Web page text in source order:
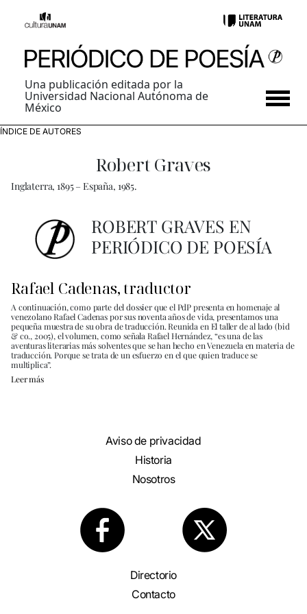
Una publicación editada por la
Universidad Nacional Autónoma de
México
ÍNDICE DE AUTORES
Robert Graves
Inglaterra, 1895 – España, 1985.
ROBERT GRAVES EN
PERIÓDICO DE POESÍA
Rafael Cadenas, traductor
A continuación, como parte del dossier que el PdP presenta en homenaje al
venezolano Rafael Cadenas por sus noventa años de vida, presentamos una
pequeña muestra de su obra de traducción. Reunida en El taller de al lado (bid
& co., 2005), el volumen, como señala Rafael Hernández, “es una de las
aventuras literarias más solventes que se han hecho en Venezuela en materia de
traducción. Porque se trata de un esfuerzo en el que quien traduce se
multiplica”.
Leer más
Aviso de privacidad
Historia
Nosotros
Directorio
Contacto